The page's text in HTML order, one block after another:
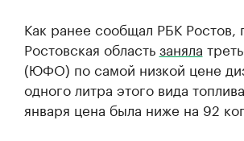
Как ранее сообщал РБК Ростов,
Ростовская областьзаняла
(ЮФО) по самой низкой цене
одного литра этого вида
января цена была ниже на 92